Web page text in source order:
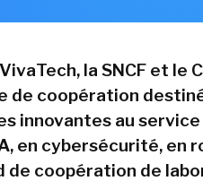
la SNCF et le
de coopération
innovantes au
en cybersécurité, en
de coopération de